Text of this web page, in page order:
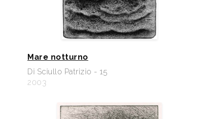
Mare notturno
Di Sciullo Patrizio - 15
2003